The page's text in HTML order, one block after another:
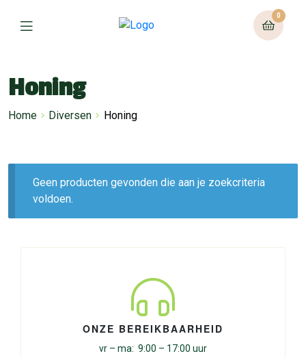
0
Honing
Home Diversen Honing
Geen producten gevonden die aan je zoekcriteria
voldoen.
ONZE BEREIKBAARHEID
vr – ma: 9:00 – 17:00 uur